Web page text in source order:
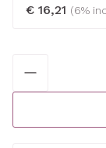
€ 16,21 (6%